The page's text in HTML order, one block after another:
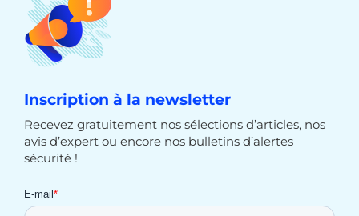
Inscription à la newsletter
Recevez gratuitement nos sélections d’articles, nos
avis d’expert ou encore nos bulletins d’alertes
sécurité !